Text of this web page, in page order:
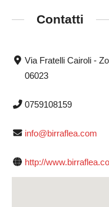
Contatti
Via Fratelli Cairoli -
06023
0759108159
info@birraflea.com
http://